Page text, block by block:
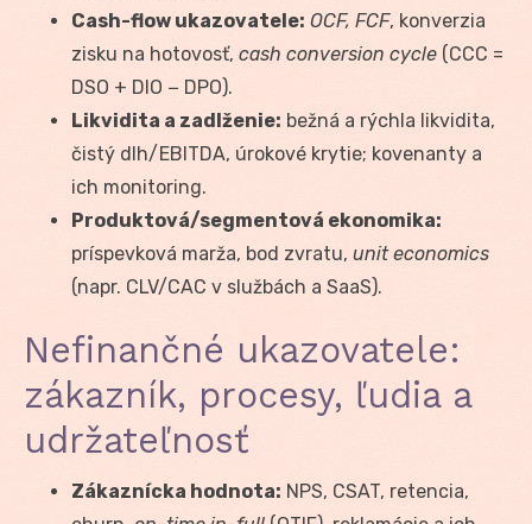
Cash-flow ukazovatele: OCF, FCF, konverzia
zisku na hotovosť, cash conversion cycle (CCC =
DSO + DIO − DPO).
Likvidita a zadlženie: bežná a rýchla likvidita,
čistý dlh/EBITDA, úrokové krytie; kovenanty a
ich monitoring.
Produktová/segmentová ekonomika:
príspevková marža, bod zvratu, unit economics
(napr. CLV/CAC v službách a SaaS).
Nefinančné ukazovatele:
zákazník, procesy, ľudia a
udržateľnosť
Zákaznícka hodnota: NPS, CSAT, retencia,